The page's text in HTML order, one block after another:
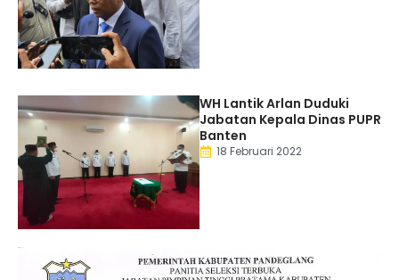
WH Lantik Arlan Duduki
Jabatan Kepala Dinas PUPR
Banten
18 Februari 2022